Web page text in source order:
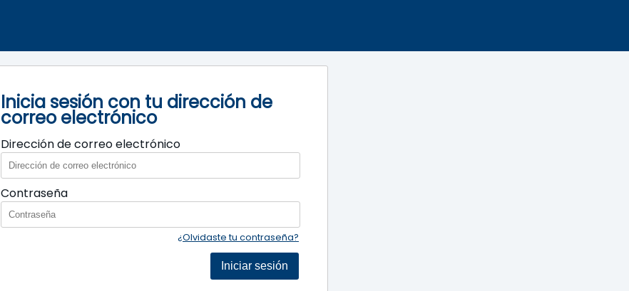
Inicia sesión con tu dirección de
correo electrónico
Dirección de correo electrónico
Contraseña
¿Olvidaste tu contraseña?
Iniciar sesión